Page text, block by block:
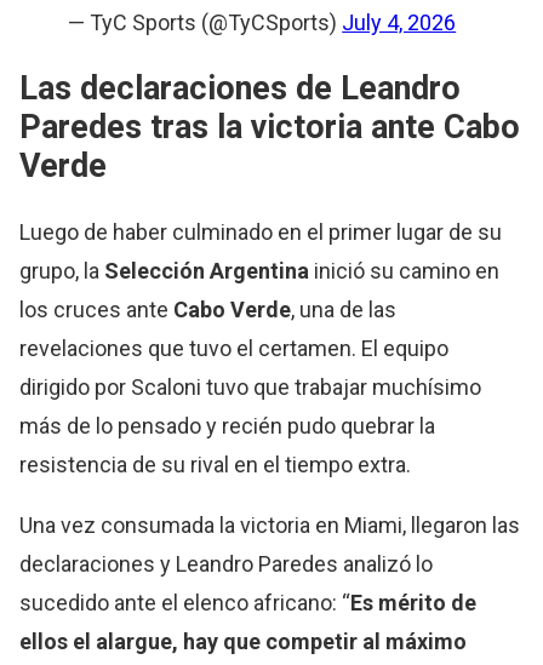
— TyC Sports (@TyCSports) July 4, 2026
Las declaraciones de Leandro
Paredes tras la victoria ante Cabo
Verde
Luego de haber culminado en el primer lugar de su
grupo, la Selección Argentina inició su camino en
los cruces ante Cabo Verde, una de las
revelaciones que tuvo el certamen. El equipo
dirigido por Scaloni tuvo que trabajar muchísimo
más de lo pensado y recién pudo quebrar la
resistencia de su rival en el tiempo extra.
Una vez consumada la victoria en Miami, llegaron las
declaraciones y Leandro Paredes analizó lo
sucedido ante el elenco africano: “Es mérito de
ellos el alargue, hay que competir al máximo